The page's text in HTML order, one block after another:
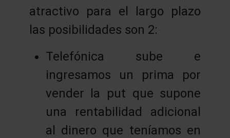
atractivo para el largo plazo
las posibilidades son 2:
Telefónica sube e
ingresamos un prima por
vender la put que supone
una rentabilidad adicional
al dinero que teníamos en